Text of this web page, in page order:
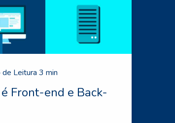
de Leitura 3 min
Front-end e Back-